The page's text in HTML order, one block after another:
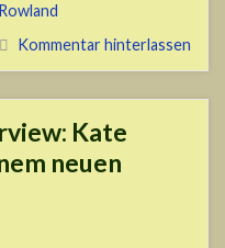
Kommentar hinterlassen
Kate
neuen